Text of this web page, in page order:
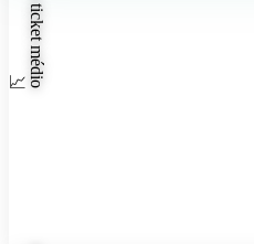
📈